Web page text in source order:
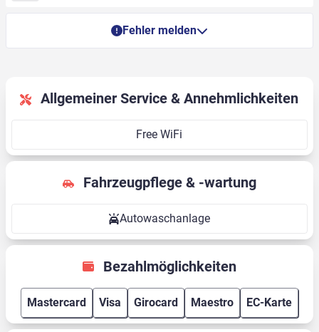
Fehler melden
Allgemeiner Service & Annehmlichkeiten
Free WiFi
Fahrzeugpflege & -wartung
Autowaschanlage
Bezahlmöglichkeiten
Mastercard Visa Girocard Maestro EC-Karte